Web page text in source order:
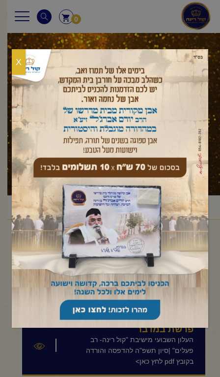
0
במדבר
ראשי/עלון לשבת/במדבר /במדבר
תפריט קטגוריות
פרשת במדבר
העלון השבועי מישיבת "קול רינה- רב
פעלים" |אייר תשפ"ו להדפסה והורדה בקובץ
פרשת במדבר
העלון השבועי מישיבת "קול רינה- רב
פעלים" |סיון תשפ"ה להדפסה והורדה
בקובץ pdf לחץ כאן>
X